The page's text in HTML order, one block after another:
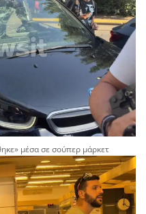
μέσα σε σούπερ μάρκετ